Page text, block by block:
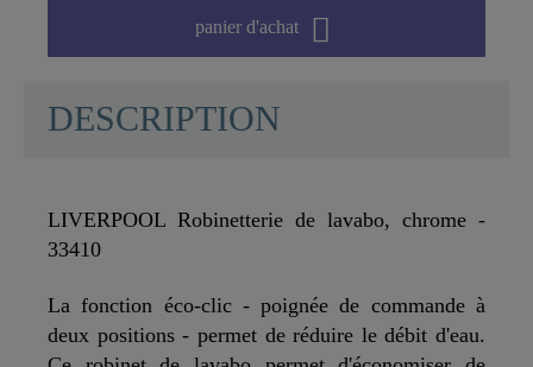
panier d'achat 
DESCRIPTION
LIVERPOOL Robinetterie de lavabo, chrome -
33410
La fonction éco-clic - poignée de commande à
deux positions - permet de réduire le débit d'eau.